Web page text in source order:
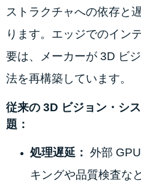
ストラクチャへの依存と
ります。エッジでのイン
要は、メーカーが 3D ビ
法を再構築しています。
従来の 3D ビジョン・シ
題：
処理遅延： 外部
キングや品質検査な